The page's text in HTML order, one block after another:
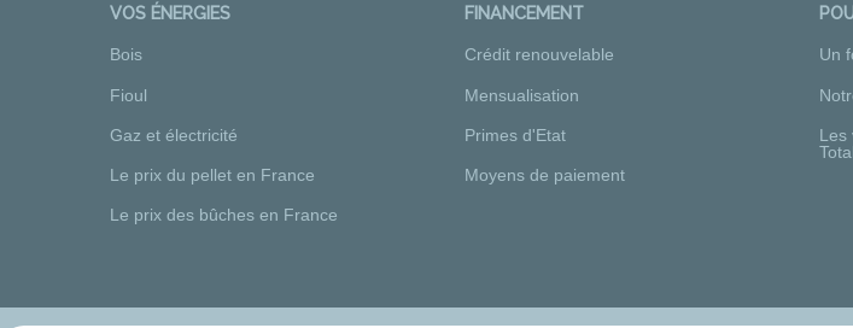
VOS ÉNERGIES
Bois
Fioul
Gaz et électricité
Le prix du pellet en France
Le prix des bûches en France
FINANCEMENT
Crédit renouvelable
Mensualisation
Primes d'Etat
Moyens de paiement
Un
Les